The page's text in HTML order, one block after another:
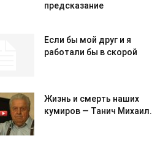
предсказание
Если бы мой друг и я
работали бы в скорой
Жизнь и смерть наших
кумиров — Танич Михаил.